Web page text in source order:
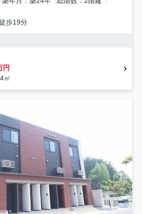
歩19分
円
㎡